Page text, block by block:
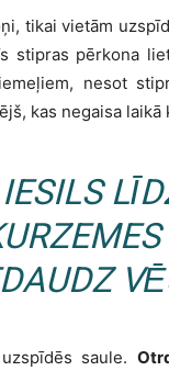
tikai vietām
stipras pērkona
nesot
kas negaisa laikā
saule.